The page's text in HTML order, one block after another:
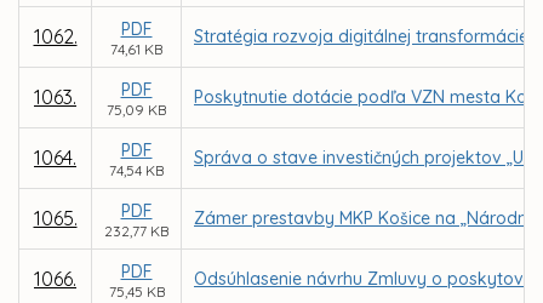
1062. PDF
74,61 KB
Stratégia rozvoja digitálnej transformácie
1063. PDF
75,09 KB
Poskytnutie dotácie podľa VZN mesta
1064. PDF
74,54 KB
Správa o stave investičných projektov
1065. PDF
232,77 KB
Zámer prestavby MKP Košice na
1066. PDF
75,45 KB
Odsúhlasenie návrhu Zmluvy o